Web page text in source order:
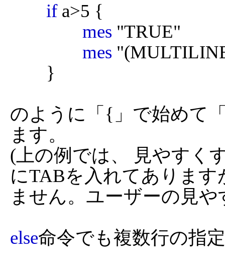
if a>5 {
mes "TRUE"
mes
のように「{」で始めて
ます。
(上の例では、 見やすく
にTABを入れてありま
ません。ユーザーの見
else命令でも複数行の指